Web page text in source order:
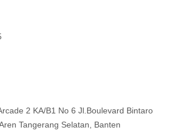
2 KA/B1 No 6 Jl.Boulevard Bintaro
Tangerang Selatan, Banten